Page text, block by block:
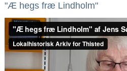
"Æ hegs fræ Lindholm"